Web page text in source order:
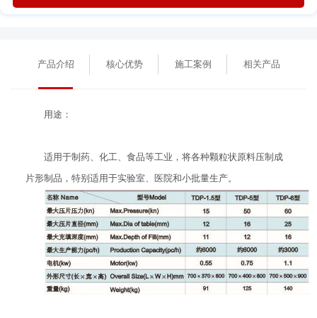
产品介绍 核心优势 施工案例 相关产品
用途：
适用于制药、化工、食品等工业，将各种颗粒状原料压制成
片形制品，特别适用于实验室、医院和小批量生产。